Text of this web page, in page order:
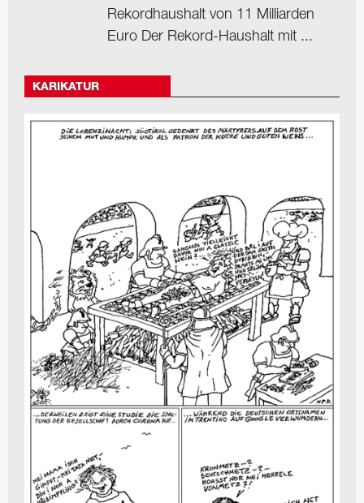
Rekordhaushalt von 11 Milliarden
Euro Der Rekord-Haushalt mit ...
KARIKATUR